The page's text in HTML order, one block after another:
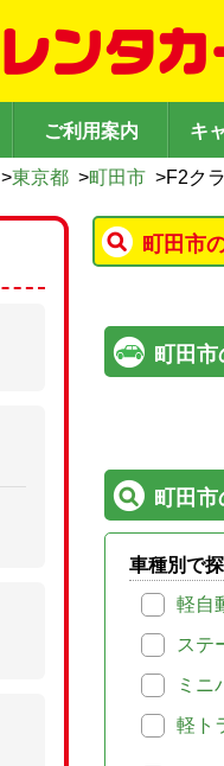
ご利用案内 キ
>東京都 >町田市 >F2ク
町田市
町田
町田
車種別で
軽自
ステ
ミニ
軽ト